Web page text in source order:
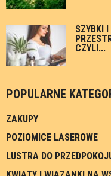
SZYBKI
CZYLI...
POPULARNE
ZAKUPY
POZIOMICE LASEROWE
LUSTRA DO